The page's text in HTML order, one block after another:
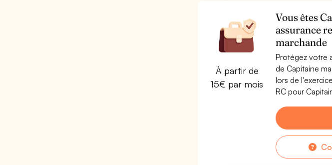
À partir de
15€ par mois
Vous êtes
assurance
marchande
Protégez votre
de Capitaine
lors de
RC pour